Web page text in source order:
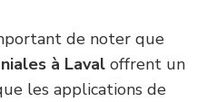
de noter que
à Laval offrent un
les applications de